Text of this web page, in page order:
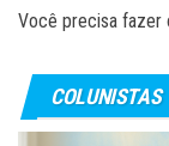
Você precisa fazer
COLUNISTAS